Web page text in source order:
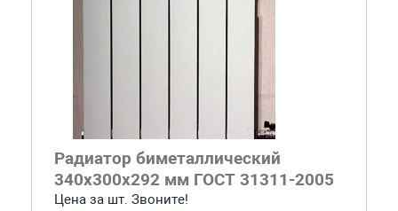
Радиатор биметаллический
340x300x292 мм ГОСТ 31311-2005
Цена за шт. Звоните!